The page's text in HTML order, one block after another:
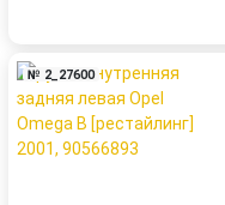
№ 2_27600